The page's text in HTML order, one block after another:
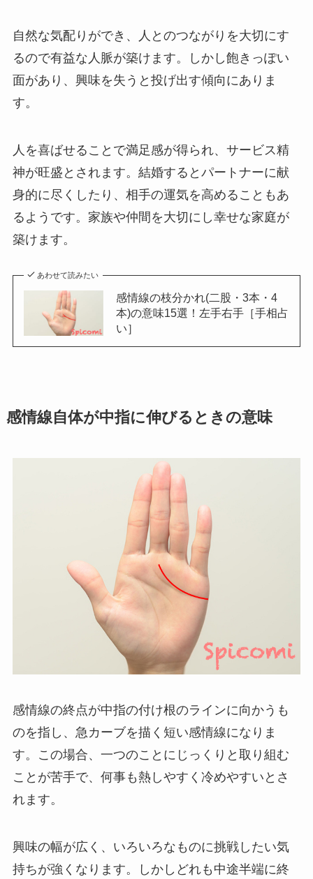
自然な気配りができ、人とのつながりを大切にす
るので有益な人脈が築けます。しかし飽きっぽい
面があり、興味を失うと投げ出す傾向にありま
す。
人を喜ばせることで満足感が得られ、サービス精
神が旺盛とされます。結婚するとパートナーに献
身的に尽くしたり、相手の運気を高めることもあ
るようです。家族や仲間を大切にし幸せな家庭が
築けます。
あわせて読みたい
感情線の枝分かれ(二股・3本・4
本)の意味15選！左手右手［手相占
い］
感情線自体が中指に伸びるときの意味
感情線の終点が中指の付け根のラインに向かうも
のを指し、急カーブを描く短い感情線になりま
す。この場合、一つのことにじっくりと取り組む
ことが苦手で、何事も熱しやすく冷めやすいとさ
れます。
興味の幅が広く、いろいろなものに挑戦したい気
持ちが強くなります。しかしどれも中途半端に終